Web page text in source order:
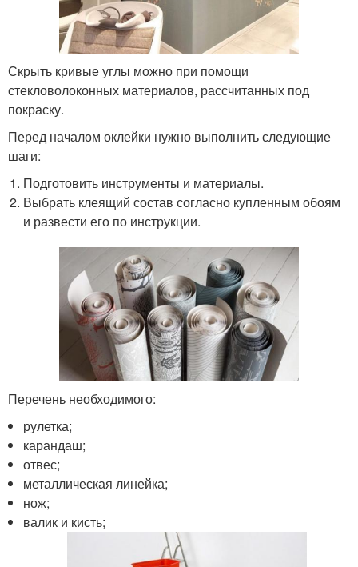
Скрыть кривые углы можно при помощи
стекловолоконных материалов, рассчитанных под
покраску.
Перед началом оклейки нужно выполнить следующие
шаги:
Подготовить инструменты и материалы.
Выбрать клеящий состав согласно купленным обоям
и развести его по инструкции.
Перечень необходимого:
рулетка;
карандаш;
отвес;
металлическая линейка;
нож;
валик и кисть;